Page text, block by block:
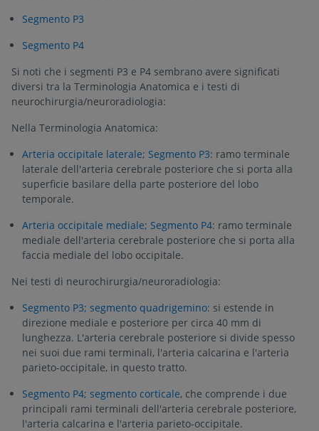
Segmento P3
Segmento P4
Si noti che i segmenti P3 e P4 sembrano avere significati
diversi tra la Terminologia Anatomica e i testi di
neurochirurgia/neuroradiologia:
Nella Terminologia Anatomica:
Arteria occipitale laterale; Segmento P3: ramo terminale
laterale dell'arteria cerebrale posteriore che si porta alla
superficie basilare della parte posteriore del lobo
temporale.
Arteria occipitale mediale; Segmento P4: ramo terminale
mediale dell'arteria cerebrale posteriore che si porta alla
faccia mediale del lobo occipitale.
Nei testi di neurochirurgia/neuroradiologia:
Segmento P3; segmento quadrigemino: si estende in
direzione mediale e posteriore per circa 40 mm di
lunghezza. L'arteria cerebrale posteriore si divide spesso
nei suoi due rami terminali, l'arteria calcarina e l'arteria
parieto-occipitale, in questo tratto.
Segmento P4; segmento corticale, che comprende i due
principali rami terminali dell'arteria cerebrale posteriore,
l'arteria calcarina e l'arteria parieto-occipitale.